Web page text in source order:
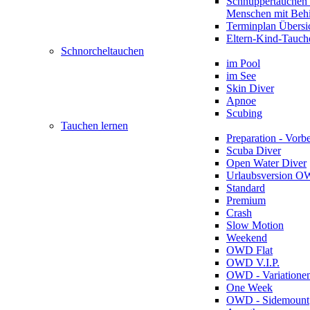
Menschen mit
Terminplan
Eltern-Kind-
Schnorcheltauchen
im Pool
im See
Skin Diver
Apnoe
Scubing
Tauchen lernen
Preparation -
Scuba Diver
Open Water Diver
Urlaubsversion
Standard
Premium
Crash
Slow Motion
Weekend
OWD Flat
OWD V.I.P.
OWD -
One Week
OWD - Sidemount